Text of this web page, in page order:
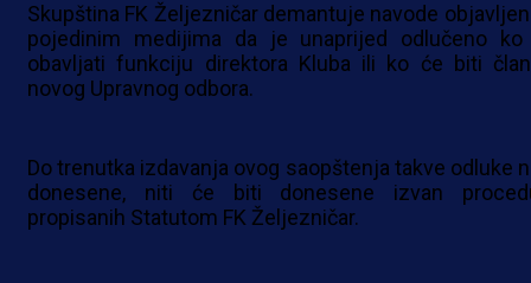
Skupština FK Željezničar demantuje navode
pojedinim medijima da je unaprijed odlučeno
obavljati funkciju direktora Kluba ili ko će biti
novog Upravnog odbora.
Do trenutka izdavanja ovog saopštenja takve odluke
donesene, niti će biti donesene izvan
propisanih Statutom FK Željezničar.